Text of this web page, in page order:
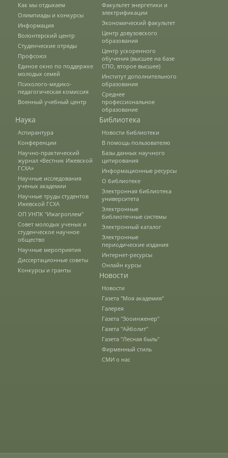
Наши услуги
Международная деятельность
Организации-партнеры
Договоры о сотрудничестве
Зарубежные стажировки
Иностранным студентам
Документы
Зарубежные стипендиальные
программы
Попечительский совет
Как мы отдыхаем
Олимпиады и конкурсы
Информация
Волонтерский центр
Студенческие отряды
Профсоюз
Единое окно по поддержке
молодых семей
Психолого-медико-
педагогическая комиссия
Военный учебный центр
Факультет энергетики и
электрификации
Экономический факультет
Центр довузовского
образования
Центр ускоренного
обучения (высшее на базе
СПО, второе высшее)
Институт дополнительного
образования
Среднее
профессиональное
образование
Наука
Аспирантура
Конференции
Научно-практический
журнал «Вестник Ижевской
ГСХА»
Научные исследования
ученых академии
Научные труды студентов
Ижевской ГСХА
ОП УНПК "Ижагроплем"
Совет молодых ученых и
студенческое научное
общество
Научные мероприятия
Диссертационные советы
Конкурсы и гранты
Библиотека
Новости библиотеки
В помощь пользователю
Базы данных научного
цитирования
Информационные ресурсы
О библиотеке
Электронная библиотека
университета
Электронные
библиотечные системы
Электронный каталог
Электронные
периодические издания
Интернет-ресурсы
Онлайн курсы
Новости
Новости
Газета "Моя академия"
Галерея
Газета "Зооинженер"
Газета "Айболит"
Газета "Лесная быль"
Фирменный стиль
СМИ о нас